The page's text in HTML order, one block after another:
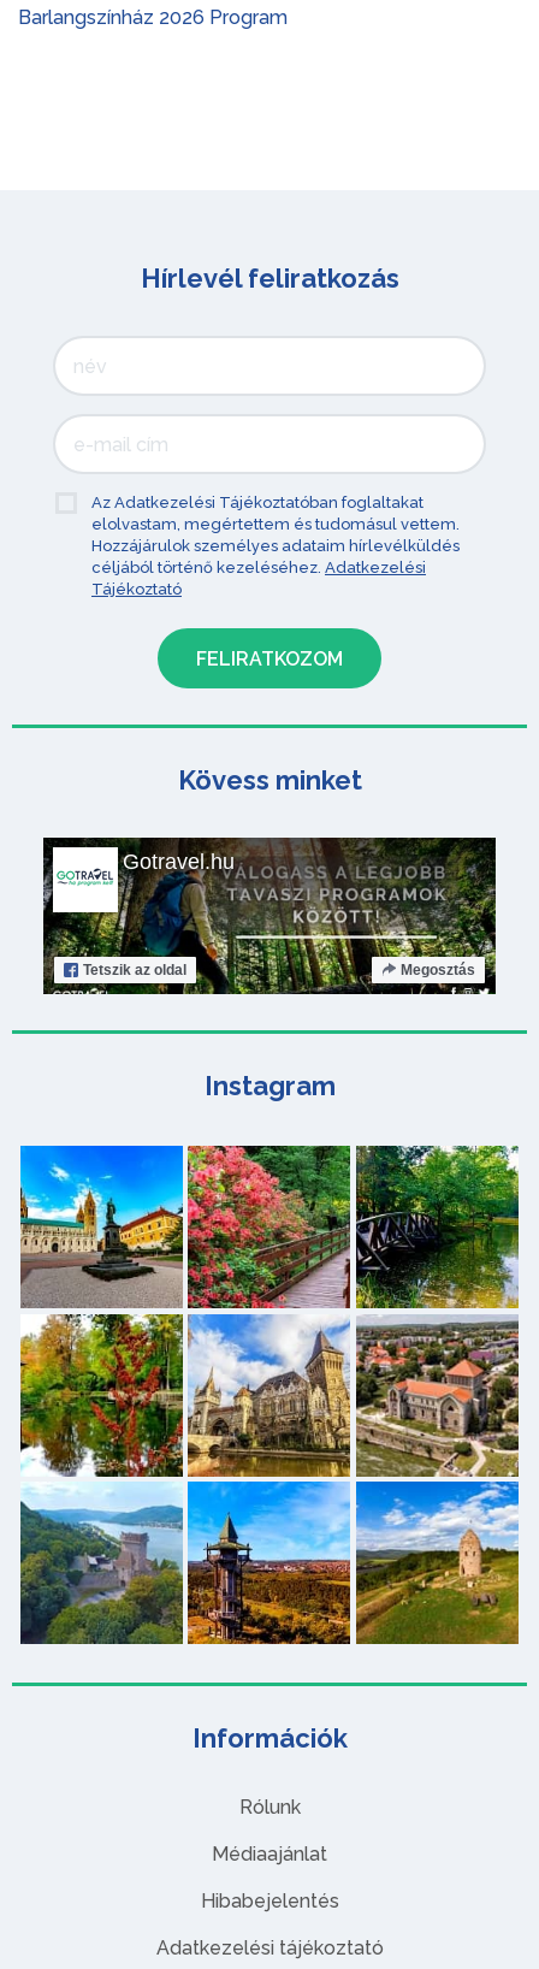
Barlangszínház 2026 Program
Információk
Rólunk
Médiaajánlat
Hibabejelentés
Adatkezelési tájékoztató
Hírlevél feliratkozás
Az Adatkezelési Tájékoztatóban foglaltakat
elolvastam, megértettem és tudomásul vettem.
Hozzájárulok személyes adataim hírlevélküldés
céljából történő kezeléséhez. Adatkezelési
Tájékoztató
Kövess minket
Gotravel.hu
Tetszik az oldal Megosztás
Instagram